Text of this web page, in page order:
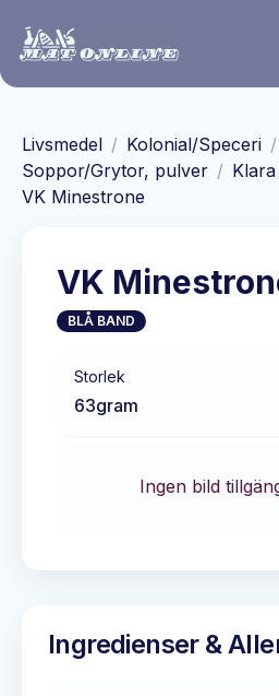
Livsmedel / Kolonial/Speceri /
Soppor/Grytor, pulver /
VK Minestrone
VK
BLÅ BAND
Storlek
63gram
Ingen bild
Ingredienser &